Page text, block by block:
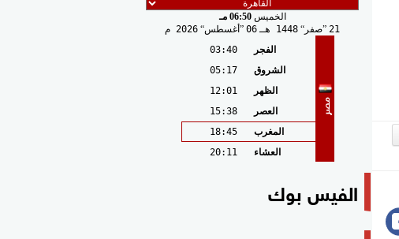
الخميس06:50 مـ
21 صفر 1448 هـ 06 أغسطس 2026 م
مصر
الفجر
03:40
الشروق
05:17
الظهر
12:01
العصر
15:38
المغرب
18:45
العشاء
20:11
الفيس بوك